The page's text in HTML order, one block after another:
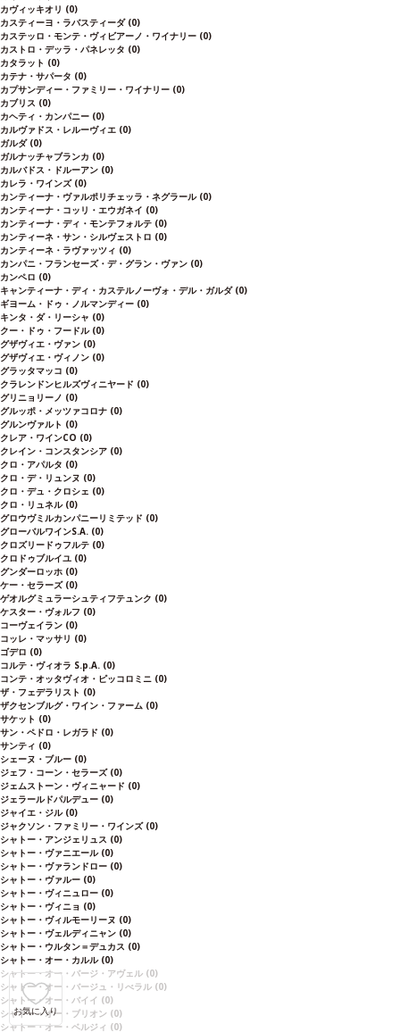
お気に入り
カヴィッキオリ (0)
カスティーヨ・ラバスティーダ (0)
カステッロ・モンテ・ヴィビアーノ・ワイナリー (0)
カストロ・デッラ・パネレッタ (0)
カタラット (0)
カテナ・サパータ (0)
カプサンディー・ファミリー・ワイナリー (0)
カブリス (0)
カヘティ・カンパニー (0)
カルヴァドス・レルーヴィエ (0)
ガルダ (0)
ガルナッチャブランカ (0)
カルバドス・ドルーアン (0)
カレラ・ワインズ (0)
カンティーナ・ヴァルポリチェッラ・ネグラール (0)
カンティーナ・コッリ・エウガネイ (0)
カンティーナ・ディ・モンテフォルテ (0)
カンティーネ・サン・シルヴェストロ (0)
カンティーネ・ラヴァッツィ (0)
カンパニ・フランセーズ・デ・グラン・ヴァン (0)
カンペロ (0)
キャンティーナ・ディ・カステルノーヴォ・デル・ガルダ (0)
ギヨーム・ドゥ・ノルマンディー (0)
キンタ・ダ・リーシャ (0)
クー・ドゥ・フードル (0)
グザヴィエ・ヴァン (0)
グザヴィエ・ヴィノン (0)
グラッタマッコ (0)
クラレンドンヒルズヴィニヤード (0)
グリニョリーノ (0)
グルッポ・メッツァコロナ (0)
グルンヴァルト (0)
クレア・ワインCO (0)
クレイン・コンスタンシア (0)
クロ・アパルタ (0)
クロ・デ・リュンヌ (0)
クロ・デュ・クロシェ (0)
クロ・リュネル (0)
グロウヴミルカンパニーリミテッド (0)
グローバルワインS.A. (0)
クロズリードゥフルテ (0)
クロドゥブルイユ (0)
グンダーロッホ (0)
ケー・セラーズ (0)
ゲオルグミュラーシュティフテュンク (0)
ケスター・ヴォルフ (0)
コーヴェイラン (0)
コッレ・マッサリ (0)
ゴデロ (0)
コルテ・ヴィオラ S.p.A. (0)
コンテ・オッタヴィオ・ピッコロミニ (0)
ザ・フェデラリスト (0)
ザクセンブルグ・ワイン・ファーム (0)
サケット (0)
サン・ペドロ・レガラド (0)
サンティ (0)
シェーヌ・ブルー (0)
ジェフ・コーン・セラーズ (0)
ジェムストーン・ヴィニャード (0)
ジェラールドパルデュー (0)
ジャイエ・ジル (0)
ジャクソン・ファミリー・ワインズ (0)
シャトー・アンジェリュス (0)
シャトー・ヴァニエール (0)
シャトー・ヴァランドロー (0)
シャトー・ヴァルー (0)
シャトー・ヴィニュロー (0)
シャトー・ヴィニョ (0)
シャトー・ヴィルモーリーヌ (0)
シャトー・ヴェルディニャン (0)
シャトー・ウルタン＝デュカス (0)
シャトー・オー・カルル (0)
シャトー・オー・バージ・アヴェル (0)
シャトー・オー・バージュ・リべラル (0)
シャトー・オー・バイイ (0)
シャトー・オー・ブリオン (0)
シャトー・オー・ベルジィ (0)